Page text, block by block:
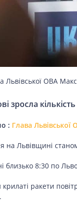
Україною
РАЗОМ
Львівської ОВА
зросла
: Глава
на Львівщині
близько 8:30 по
крилаті ракети